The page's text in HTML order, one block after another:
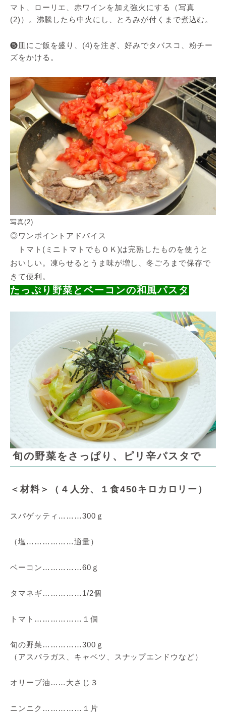
マト、ローリエ、赤ワインを加え強火にする（写真
(2)）。沸騰したら中火にし、とろみが付くまで煮込む。
❺皿にご飯を盛り、(4)を注ぎ、好みでタバスコ、粉チー
ズをかける。
写真(2)
◎ワンポイントアドバイス
トマト(ミニトマトでもＯＫ)は完熟したものを使うと
おいしい。凍らせるとうま味が増し、冬ごろまで保存で
きて便利。
たっぷり野菜とベーコンの和風パスタ
旬の野菜をさっぱり、ピリ辛パスタで
＜材料＞（４人分、１食450キロカロリー）
スパゲッティ………300ｇ
（塩………………適量）
ベーコン……………60ｇ
タマネギ……………1/2個
トマト………………１個
旬の野菜……………300ｇ
（アスパラガス、キャベツ、スナップエンドウなど）
オリーブ油……大さじ３
ニンニク……………１片